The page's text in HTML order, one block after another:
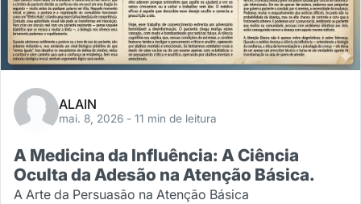
ALAIN
mai. 8, 2026 - 11 min de leitura
A Medicina da Influência: A Ciência
Oculta da Adesão na Atenção Básica.
A Arte da Persuasão na Atenção Básica